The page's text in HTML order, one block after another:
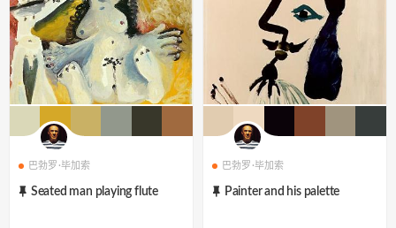
巴勃罗·毕加索
Seated man playing flute
巴勃罗·毕加索
Painter and his palette